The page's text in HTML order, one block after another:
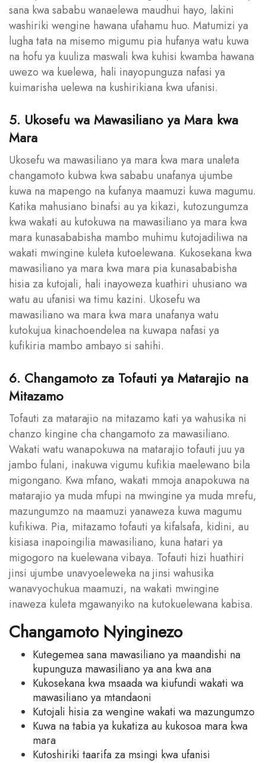
sana kwa sababu wanaelewa maudhui hayo, lakini
washiriki wengine hawana ufahamu huo. Matumizi ya
lugha tata na misemo migumu pia hufanya watu kuwa
na hofu ya kuuliza maswali kwa kuhisi kwamba hawana
uwezo wa kuelewa, hali inayopunguza nafasi ya
kuimarisha uelewa na kushirikiana kwa ufanisi.
5. Ukosefu wa Mawasiliano ya Mara kwa
Mara
Ukosefu wa mawasiliano ya mara kwa mara unaleta
changamoto kubwa kwa sababu unafanya ujumbe
kuwa na mapengo na kufanya maamuzi kuwa magumu.
Katika mahusiano binafsi au ya kikazi, kutozungumza
kwa wakati au kutokuwa na mawasiliano ya mara kwa
mara kunasababisha mambo muhimu kutojadiliwa na
wakati mwingine kuleta kutoelewana. Kukosekana kwa
mawasiliano ya mara kwa mara pia kunasababisha
hisia za kutojali, hali inayoweza kuathiri uhusiano wa
watu au ufanisi wa timu kazini. Ukosefu wa
mawasiliano wa mara kwa mara unafanya watu
kutokujua kinachoendelea na kuwapa nafasi ya
kufikiria mambo ambayo si sahihi.
6. Changamoto za Tofauti ya Matarajio na
Mitazamo
Tofauti za matarajio na mitazamo kati ya wahusika ni
chanzo kingine cha changamoto za mawasiliano.
Wakati watu wanapokuwa na matarajio tofauti juu ya
jambo fulani, inakuwa vigumu kufikia maelewano bila
migongano. Kwa mfano, wakati mmoja anapokuwa na
matarajio ya muda mfupi na mwingine ya muda mrefu,
mazungumzo na maamuzi yanaweza kuwa magumu
kufikiwa. Pia, mitazamo tofauti ya kifalsafa, kidini, au
kisiasa inapoingilia mawasiliano, kuna hatari ya
migogoro na kuelewana vibaya. Tofauti hizi huathiri
jinsi ujumbe unavyoeleweka na jinsi wahusika
wanavyochukua maamuzi, na wakati mwingine
inaweza kuleta mgawanyiko na kutokuelewana kabisa.
Changamoto Nyinginezo
Kutegemea sana mawasiliano ya maandishi na
kupunguza mawasiliano ya ana kwa ana
Kukosekana kwa msaada wa kiufundi wakati wa
mawasiliano ya mtandaoni
Kutojali hisia za wengine wakati wa mazungumzo
Kuwa na tabia ya kukatiza au kukosoa mara kwa
mara
Kutoshiriki taarifa za msingi kwa ufanisi